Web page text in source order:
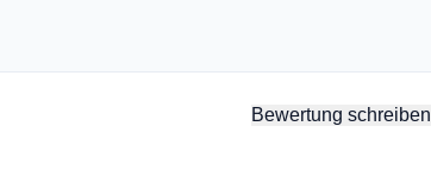
Bewertung schreiben